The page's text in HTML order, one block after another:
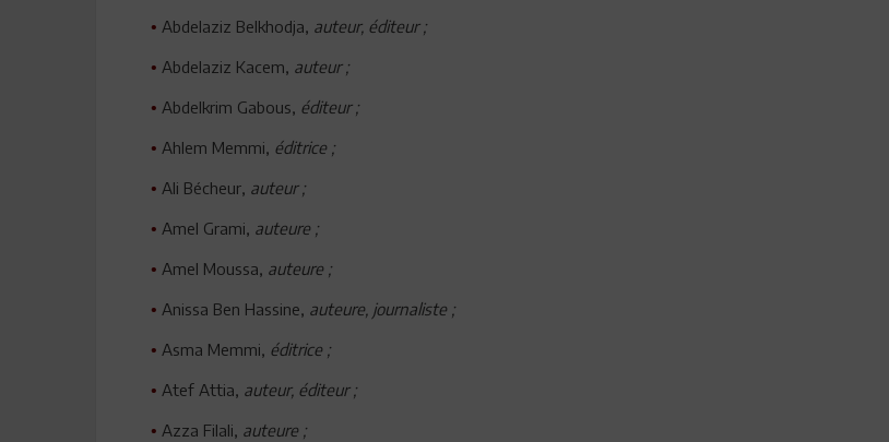
• Abdelaziz Belkhodja, auteur, éditeur ;
• Abdelaziz Kacem, auteur ;
• Abdelkrim Gabous, éditeur ;
• Ahlem Memmi, éditrice ;
• Ali Bécheur, auteur ;
• Amel Grami, auteure ;
• Amel Moussa, auteure ;
• Anissa Ben Hassine, auteure, journaliste ;
• Asma Memmi, éditrice ;
• Atef Attia, auteur, éditeur ;
• Azza Filali, auteure ;